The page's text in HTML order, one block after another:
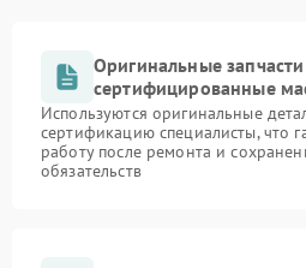
Оригинальные
сертифицированные
Используются оригинальные
сертификацию специалисты, что
работу после ремонта и
обязательств